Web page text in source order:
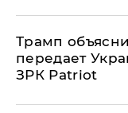
Трамп
передает
ЗРК Patriot